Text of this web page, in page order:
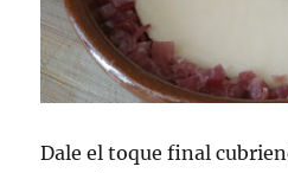
Dale el toque final